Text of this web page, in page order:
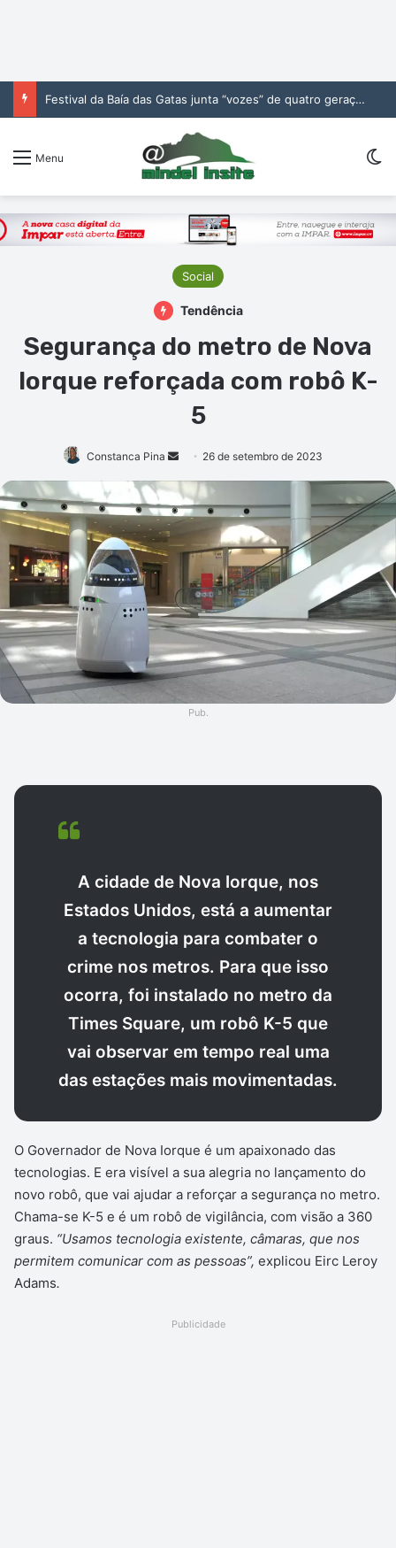
Festival da Baía das Gatas junta “vozes” de quatro gerações da música cabo-verdiana na segunda noite
Menu
Social
Tendência
Segurança do metro de Nova
Iorque reforçada com robô K-
5
Constanca Pina
Mande
e-
mail
26 de setembro de 2023
Pub.
A cidade de Nova Iorque, nos
Estados Unidos, está a aumentar
a tecnologia para combater o
crime nos metros. Para que isso
ocorra, foi instalado no metro da
Times Square, um robô K-5 que
vai observar em tempo real uma
das estações mais movimentadas.
O Governador de Nova Iorque é um apaixonado das
tecnologias. E era visível a sua alegria no lançamento do
novo robô, que vai ajudar a reforçar a segurança no metro.
Chama-se K-5 e é um robô de vigilância, com visão a 360
graus. “Usamos tecnologia existente, câmaras, que nos
permitem comunicar com as pessoas”, explicou Eirc Leroy
Adams.
Publicidade